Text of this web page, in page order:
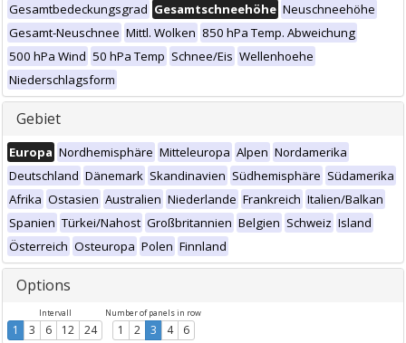
Gesamtbedeckungsgrad Gesamtschneehöhe Neuschneehöhe
Gesamt-Neuschnee Mittl. Wolken 850 hPa Temp. Abweichung
500 hPa Wind 50 hPa Temp Schnee/Eis Wellenhoehe
Niederschlagsform
Gebiet
Europa Nordhemisphäre Mitteleuropa Alpen Nordamerika
Deutschland Dänemark Skandinavien Südhemisphäre Südamerika
Afrika Ostasien Australien Niederlande Frankreich Italien/Balkan
Spanien Türkei/Nahost Großbritannien Belgien Schweiz Island
Österreich Osteuropa Polen Finnland
Options
Intervall
1 3 6 12 24
Number of panels in row
1 2 3 4 6